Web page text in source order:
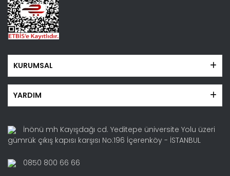
KURUMSAL
YARDIM
İnönü mh Kayışdağı cd. Yeditepe üniversite Yolu üzeri
gümrük çıkış kapısı karşısı No:196 İçerenköy - İSTANBUL
0850 800 66 66